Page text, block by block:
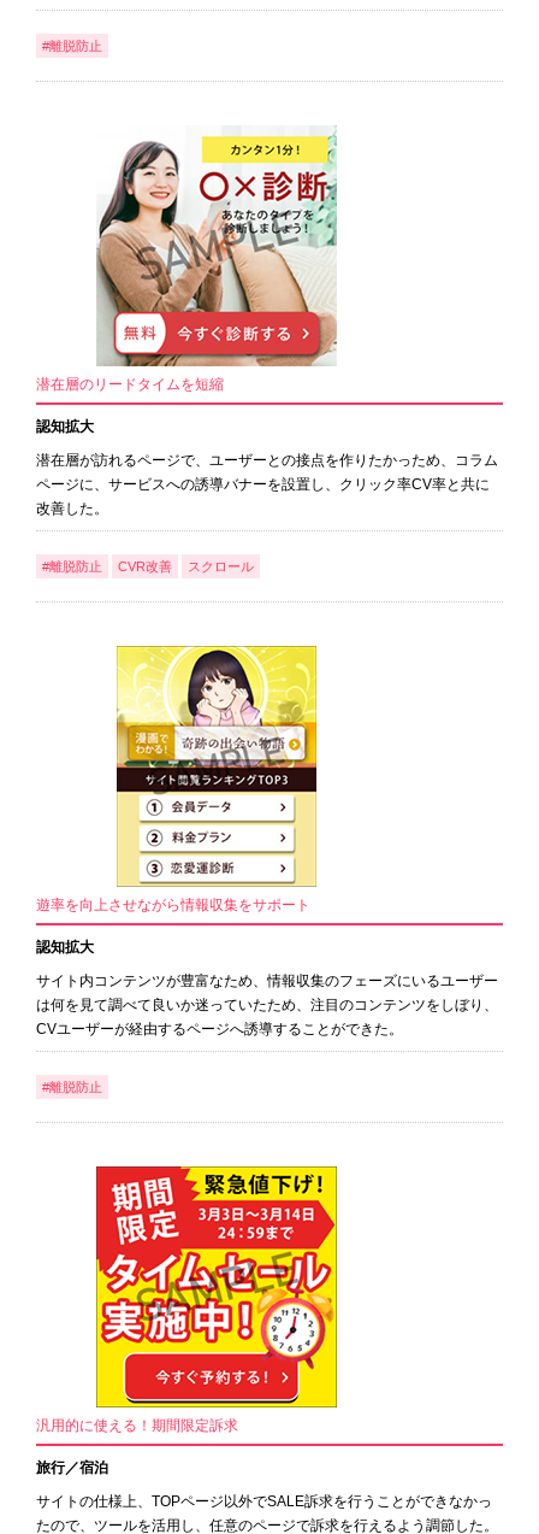
#離脱防止
潜在層のリードタイムを短縮
認知拡大
潜在層が訪れるページで、ユーザーとの接点を作りたかっため、コラム
ページに、サービスへの誘導バナーを設置し、クリック率CV率と共に
改善した。
#離脱防止 CVR改善 スクロール
遊率を向上させながら情報収集をサポート
認知拡大
サイト内コンテンツが豊富なため、情報収集のフェーズにいるユーザー
は何を見て調べて良いか迷っていたため、注目のコンテンツをしぼり、
CVユーザーが経由するページへ誘導することができた。
#離脱防止
汎用的に使える！期間限定訴求
旅行／宿泊
サイトの仕様上、TOPページ以外でSALE訴求を行うことができなかっ
たので、ツールを活用し、任意のページで訴求を行えるよう調節した。